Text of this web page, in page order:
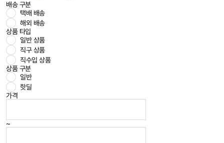
배송 구분
택배 배송
해외 배송
상품 타입
일반 상품
직구 상품
직수입 상품
상품 구분
일반
핫딜
가격
~